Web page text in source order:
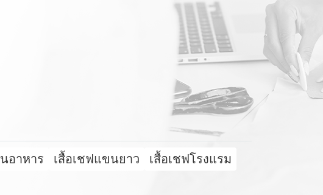
อาหาร เสื้อเชฟแขนยาว เสื้อเชฟโรงแรม